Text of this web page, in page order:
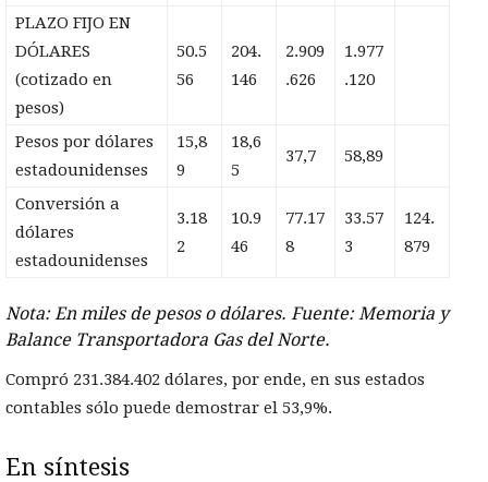
PLAZO FIJO EN
DÓLARES
(cotizado en
pesos)
50.5
56
204.
146
2.909
.626
1.977
.120
Pesos por dólares
estadounidenses
15,8
9
18,6
5
37,7 58,89
Conversión a
dólares
estadounidenses
3.18
2
10.9
46
77.17
8
33.57
3
124.
879
Nota: En miles de pesos o dólares. Fuente: Memoria y
Balance Transportadora Gas del Norte.
Compró 231.384.402 dólares, por ende, en sus estados
contables sólo puede demostrar el 53,9%.
En síntesis